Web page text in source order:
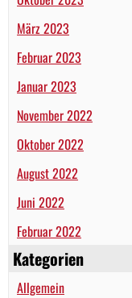
März 2023
Februar 2023
Januar 2023
November 2022
Oktober 2022
August 2022
Juni 2022
Februar 2022
Kategorien
Allgemein